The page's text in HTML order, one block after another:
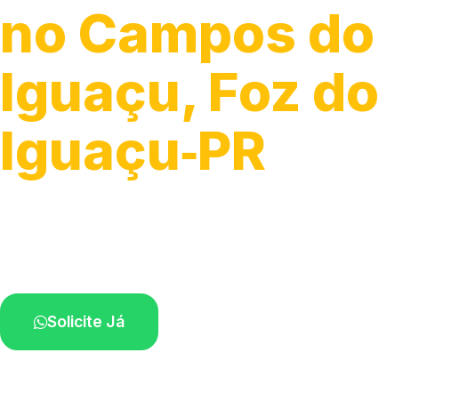
no Campos do
Iguaçu, Foz do
Iguaçu‑PR
Solicite Já